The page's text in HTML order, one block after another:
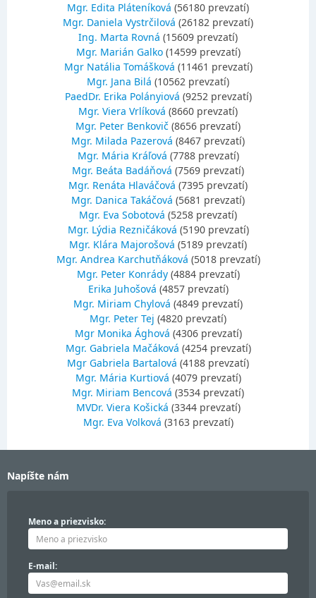
Mgr. Edita Pláteníková (56180 prevzatí)
Mgr. Daniela Vystrčilová (26182 prevzatí)
Ing. Marta Rovná (15609 prevzatí)
Mgr. Marián Galko(14599 prevzatí)
Mgr Natália Tomášková (11461 prevzatí)
Mgr. Jana Bilá (10562 prevzatí)
PaedDr. Erika Polányiová (9252 prevzatí)
Mgr. Viera Vrlíková (8660 prevzatí)
Mgr. Peter Benkovič (8656 prevzatí)
Mgr. Milada Pazerová (8467 prevzatí)
Mgr. Mária Kráľová (7788 prevzatí)
Mgr. Beáta Badáňová (7569 prevzatí)
Mgr. Renáta Hlaváčová (7395 prevzatí)
Mgr. Danica Takáčová (5681 prevzatí)
Mgr. Eva Sobotová (5258 prevzatí)
Mgr. Lýdia Rezničáková (5190 prevzatí)
Mgr. Klára Majorošová (5189 prevzatí)
Mgr. Andrea Karchutňáková (5018 prevzatí)
Mgr. Peter Konrády(4884 prevzatí)
Erika Juhošová (4857 prevzatí)
Mgr. Miriam Chylová (4849 prevzatí)
Mgr. Peter Tej (4820 prevzatí)
Mgr Monika Ághová (4306 prevzatí)
Mgr. Gabriela Mačáková (4254 prevzatí)
Mgr Gabriela Bartalová (4188 prevzatí)
Mgr. Mária Kurtiová (4079 prevzatí)
Mgr. Miriam Bencová (3534 prevzatí)
MVDr. Viera Košická (3344 prevzatí)
Mgr. Eva Volková (3163 prevzatí)
Napíšte nám
Meno a priezvisko:
E-mail: